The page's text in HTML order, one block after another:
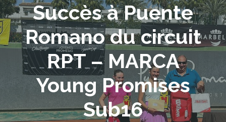
Succès à Puente
Romano du circuit
RPT – MARCA
Young Promises
Sub16